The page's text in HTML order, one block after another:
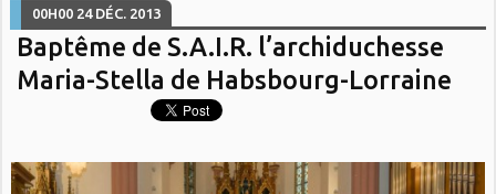
00H00 24 DÉC. 2013
Baptême de S.A.I.R. l’archiduchesse
Maria-Stella de Habsbourg-Lorraine